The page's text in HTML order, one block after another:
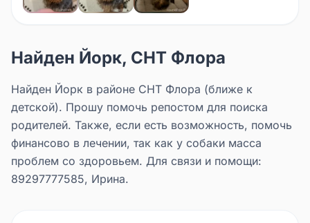
Найден Йорк, СНТ Флора
Найден Йорк в районе СНТ Флора (ближе к
детской). Прошу помочь репостом для поиска
родителей. Также, если есть возможность, помочь
финансово в лечении, так как у собаки масса
проблем со здоровьем. Для связи и помощи:
89297777585, Ирина.